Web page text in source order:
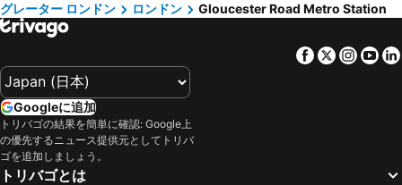
モウブレイ コート ホテル
ブリタニア イン ホテル
Premier Inn London Paddington (Paddington Basin) hotel
ユーストン スクエア ホテル
ミレニアム グロスター ホテル ロンドン ケンジントン
Hilton Garden Inn London Heathrow Terminal 2 and 3
ibis budget London Whitechapel - Brick Lane
Residence Inn by Marriott London Kensington
セントラル パーク ホテル
ロンドン地下鉄
St Pancras Station
South Kensington
ビクトリアコーチステーション
Leicester Square
バッキンガム宮殿
ビッグ・ベン
ExCeL
Russell Square
グレーター ロンドン
ロンドン Gloucester Road Metro Station
Facebook
Twitter
Googleに追加
トリバゴの結果を簡単に確認: Google上
の優先するニュース提供元としてトリバ
ゴを追加しましょう。
トリバゴとは